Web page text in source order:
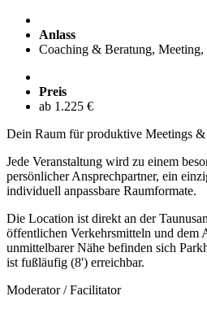
Anlass
Coaching & Beratung,
Preis
ab 1.225 €
Dein Raum für produktive Meetings &
Jede Veranstaltung wird zu einem
persönlicher Ansprechpartner, ein
individuell anpassbare Raumformate.
Die Location ist direkt an der
öffentlichen Verkehrsmitteln und dem
unmittelbarer Nähe befinden sich
ist fußläufig (8') erreichbar.
Moderator / Facilitator